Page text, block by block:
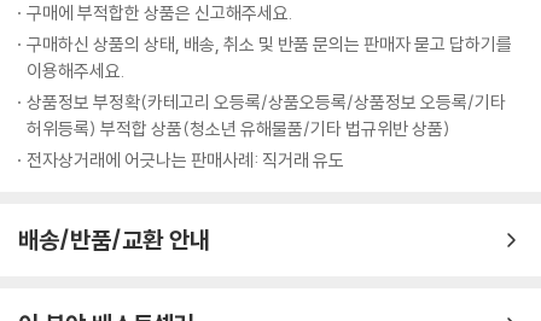
_루틴2. 효율을 올리는 분석 : 타임시트
_루틴3. 진짜로 집중한 시간 : 스톱워치
_엉덩이만 뜨겁지 말고, 마음도 뜨겁게!
Beyond Story “아니, 무슨 그림 한 장이 이렇게 비싸!”
PART 4
10 ‘안 되는 이유’ 늘어놓지 말고, ‘되게 할 방법’을 찾아라
쳐봐야 100번이 좀 못 됐을 겁니다. 그렇대도 저는 자신 있게 말할 수 있습
니다. 그날들이 제가 살면서 경험해본 모든 순간 중 가장 빛나는 순간이었
다고요.
---「참 좋은 순간을 누려라」중에서
스톱워치로 공부시간을 재보면 처음에는 누구나 놀랍니다. ‘내가 야자시간
이 적기 때문입니다. 이렇게 저렇게 날려버리는 시간이 상당하거든요. 그
수 있다고 말한다. 사방이 논밭으로 둘러싸인 시골마을에서 자라 그 흔한
학원 한 번 다녀본 적이 없지만 ‘마음가짐’ 하나로 서울대 법학과, 연세대
경영학과, 동신대 한의예과에 합격한 저자 자신의 이야기가 이를 뒷받침한
다. 그래서 이 책에는 공부를 잘하게 만들어준다는 ‘뾰족한 비법’이나 ‘거창
한 방법론’이 없다. 그저 마음을 다지고, 키우고, 붙잡아둘 궁리와 독한 각
오를 뿌리박는 다짐, 꿈과 목표를 좇는 절실함만이 있을 뿐이다.
‘어떻게’가 아닌 ‘왜’ 공부하는지를 알면
나의 공부는 ‘재미’와 ‘기쁨’으로 가득찰 것이다!
10대에게 공부란 어떤 의미일까? 상위권, 하위권을 막론하고 대부분의 학
구매에 부적합한 상품은 신고해주세요.
구매하신 상품의 상태, 배송, 취소 및 반품 문의는 판매자 묻고 답하기를
이용해주세요.
상품정보 부정확(카테고리 오등록/상품오등록/상품정보 오등록/기타
허위등록) 부적합 상품(청소년 유해물품/기타 법규위반 상품)
전자상거래에 어긋나는 판매사례: 직거래 유도
배송/반품/교환 안내